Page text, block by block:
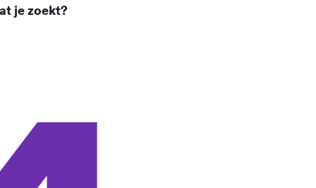
je zoekt?